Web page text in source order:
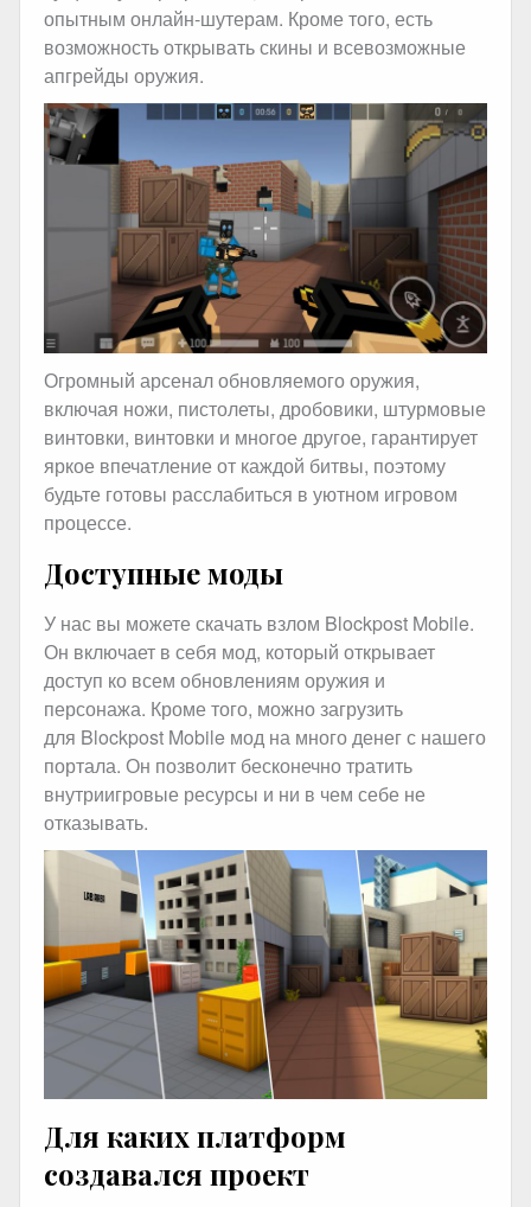
опытным онлайн-шутерам. Кроме того, есть
возможность открывать скины и всевозможные
апгрейды оружия.
Огромный арсенал обновляемого оружия,
включая ножи, пистолеты, дробовики, штурмовые
винтовки, винтовки и многое другое, гарантирует
яркое впечатление от каждой битвы, поэтому
будьте готовы расслабиться в уютном игровом
процессе.
Доступные моды
У нас вы можете скачать взлом Blockpost Mobile.
Он включает в себя мод, который открывает
доступ ко всем обновлениям оружия и
персонажа. Кроме того, можно загрузить
для Blockpost Mobile мод на много денег с нашего
портала. Он позволит бесконечно тратить
внутриигровые ресурсы и ни в чем себе не
отказывать.
Для каких платформ
создавался проект